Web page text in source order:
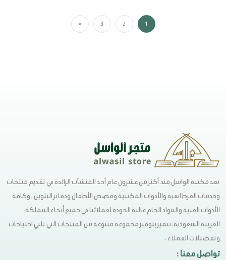
1
2
3
»
تعد مكتبة الواسل منذ أكثر من عشرون عام أحد المنشآت الرائدة في تقديم منتجات
وخدمات القرطاسية والأدوات المكتبية وقصص الأطفال ودفاتر التلوين ، وكافة
الأدوات الفنية والمواد الخام عالية الجودة لعملائنا في جميع أنحاء المملكة
العربية السعودية، نتميز بتوفير مجموعة متنوعة من المنتجات التي تلبي احتياجات
وتفضيلات العملاء .
تواصل معنا :